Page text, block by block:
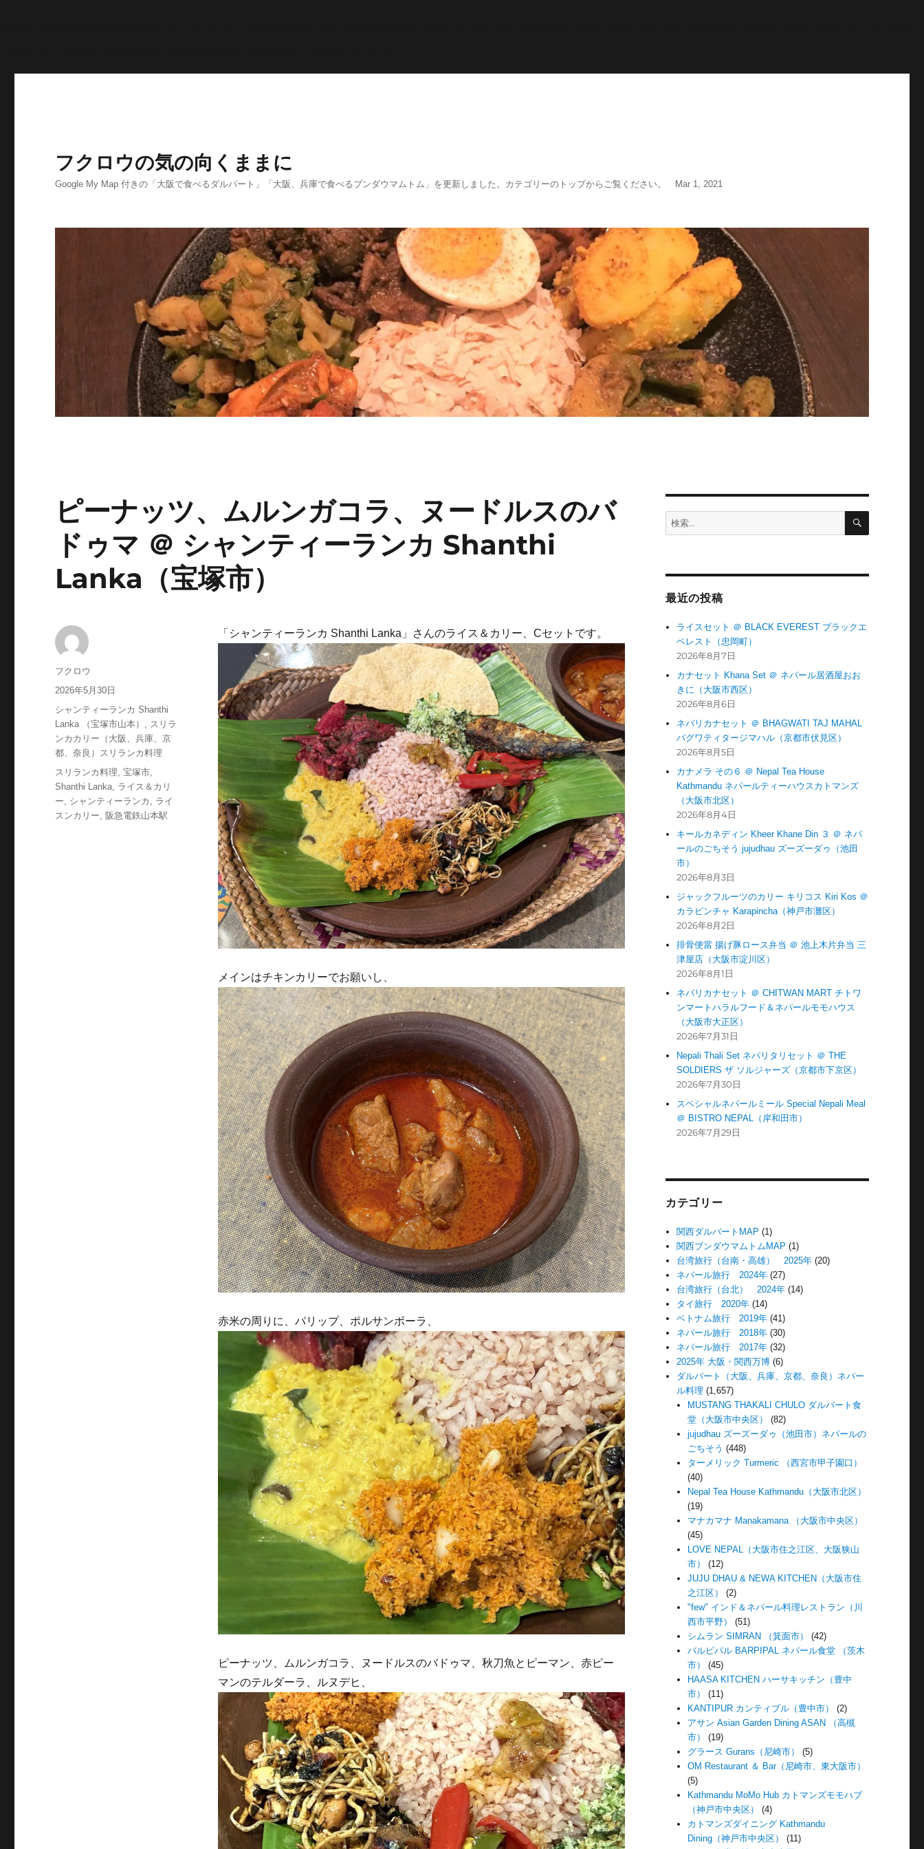
フクロウの気の向くままに
Google My Map 付きの「大阪で食べるダルバート」「大阪、兵庫で食べるブンダウマムトム」を更新しました。カテゴリーのトップからご覧ください。 Mar 1, 2021
ピーナッツ、ムルンガコラ、ヌードルスのバ
ドゥマ ＠ シャンティーランカ Shanthi
Lanka（宝塚市）
「シャンティーランカ Shanthi Lanka」さんのライス＆カリー、Cセットです。
メインはチキンカリーでお願いし、
赤米の周りに、パリップ、ポルサンボーラ、
ピーナッツ、ムルンガコラ、ヌードルスのバドゥマ、秋刀魚とピーマン、赤ピー
マンのテルダーラ、ルヌデヒ、
投
稿
フクロウ
投
稿
日:
2026年5月30日
カ
テ
ゴ
リ
ー
シャンティーランカ Shanthi
Lanka （宝塚市山本） , スリラ
ンカカリー（大阪、兵庫、京
都、奈良）スリランカ料理
タ
グ
スリランカ料理,宝塚市,
Shanthi Lanka, ライス＆カリ
ー, シャンティーランカ , ライ
スンカリー, 阪急電鉄山本駅
検
索:
検
最近の投稿
ライスセット ＠ BLACK EVEREST ブラックエ
ベレスト（忠岡町）
2026年8月7日
カナセット Khana Set ＠ ネパール居酒屋おお
きに（大阪市西区）
2026年8月6日
ネパリカナセット ＠ BHAGWATI TAJ MAHAL
バグワティタージマハル（京都市伏見区）
2026年8月5日
カナメラ その６ ＠ Nepal Tea House
Kathmandu ネパールティーハウスカトマンズ
（大阪市北区）
2026年8月4日
キールカネディン Kheer Khane Din ３ ＠ ネパ
ールのごちそう jujudhau ズーズーダゥ（池田
市）
2026年8月3日
ジャックフルーツのカリー キリコス Kiri Kos ＠
カラピンチャ Karapincha（神戸市灘区）
2026年8月2日
排骨便當 揚げ豚ロース弁当 ＠ 池上木片弁当 三
津屋店（大阪市淀川区）
2026年8月1日
ネパリカナセット ＠ CHITWAN MART チトワ
ンマートハラルフード＆ネパールモモハウス
（大阪市大正区）
2026年7月31日
Nepali Thali Set ネパリタリセット ＠ THE
SOLDIERS ザ ソルジャーズ（京都市下京区）
2026年7月30日
スペシャルネパールミール Special Nepali Meal
＠ BISTRO NEPAL（岸和田市）
2026年7月29日
カテゴリー
関西ダルバートMAP (1)
関西ブンダウマムトムMAP (1)
台湾旅行（台南・高雄） 2025年 (20)
ネパール旅行 2024年 (27)
台湾旅行（台北） 2024年 (14)
タイ旅行 2020年 (14)
ベトナム旅行 2019年 (41)
ネパール旅行 2018年 (30)
ネパール旅行 2017年 (32)
2025年 大阪・関西万博 (6)
ダルバート（大阪、兵庫、京都、奈良）ネパー
ル料理 (1,657)
MUSTANG THAKALI CHULO ダルバート食
堂（大阪市中央区）
(82)
jujudhau ズーズーダゥ（池田市）ネパールの
ごちそう (448)
ターメリック Turmeric （西宮市甲子園口）
(40)
Nepal Tea House Kathmandu（大阪市北区）
(19)
マナカマナ Manakamana （大阪市中央区）
(45)
LOVE NEPAL（大阪市住之江区、大阪狭山
市）
(12)
JUJU DHAU & NEWA KITCHEN（大阪市住
之江区）
(2)
"few" インド＆ネパール料理レストラン（川
西市平野）
(51)
シムラン SIMRAN （箕面市）
(42)
バルピパル BARPIPAL ネパール食堂 （茨木
市）
(45)
HAASA KITCHEN ハーサキッチン（豊中
市）
(11)
KANTIPUR カンティプル（豊中市）
(2)
アサン Asian Garden Dining ASAN （高槻
市）
(19)
グラース Gurans（尼崎市）
(5)
OM Restaurant ＆ Bar（尼崎市、東大阪市）
(5)
Kathmandu MoMo Hub カトマンズモモハブ
（神戸市中央区）
(4)
カトマンズダイニング Kathmandu
Dining（神戸市中央区）
(11)